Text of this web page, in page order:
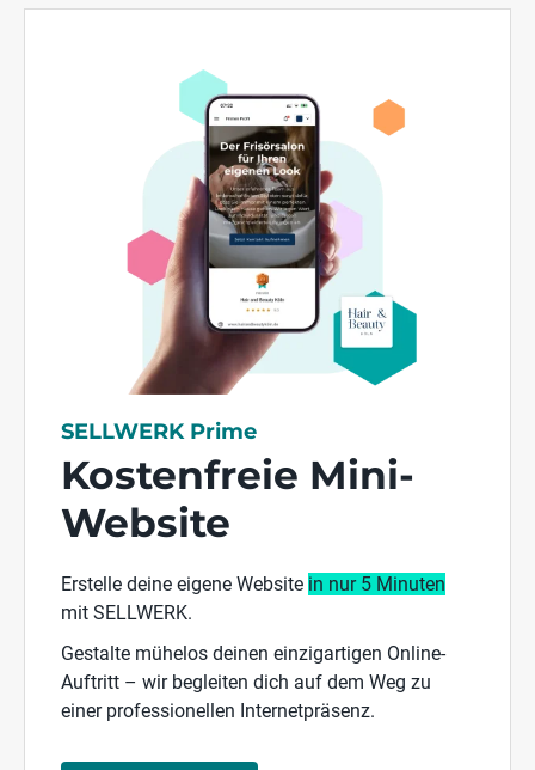
SELLWERK Prime
Kostenfreie Mini-
Website
Erstelle deine eigene Website in nur 5 Minuten
mit SELLWERK.
Gestalte mühelos deinen einzigartigen Online-
Auftritt – wir begleiten dich auf dem Weg zu
einer professionellen Internetpräsenz.